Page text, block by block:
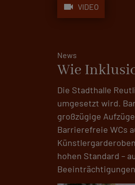
videocam VIDEO
News
Wie
Die Stadthalle
umgesetzt wird.
großzügige
Barrierefreie WCs
hohen Standard –